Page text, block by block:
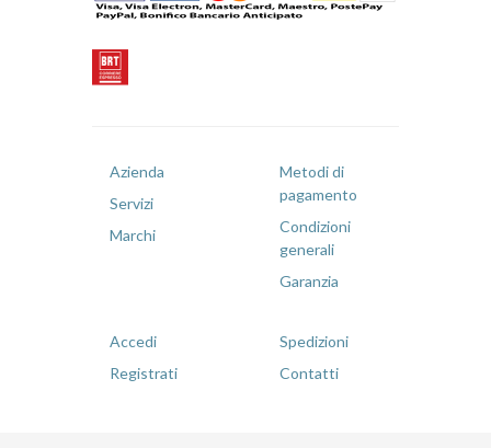
Azienda
Servizi
Marchi
Metodi di
pagamento
Condizioni
generali
Garanzia
Accedi
Registrati
Spedizioni
Contatti